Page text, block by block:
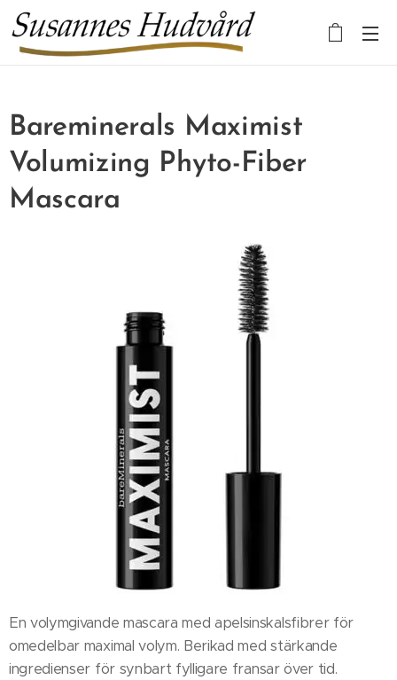
Bareminerals Maximist
Volumizing Phyto-Fiber
Mascara
En volymgivande mascara med apelsinskalsfibrer för
omedelbar maximal volym. Berikad med stärkande
ingredienser för synbart fylligare fransar över tid.